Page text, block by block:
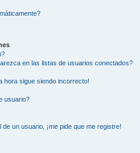
en las listas de usuarios conectados?
hora sigue siendo incorrecto!
usuario?
un usuario, ¡me pide que me registre!